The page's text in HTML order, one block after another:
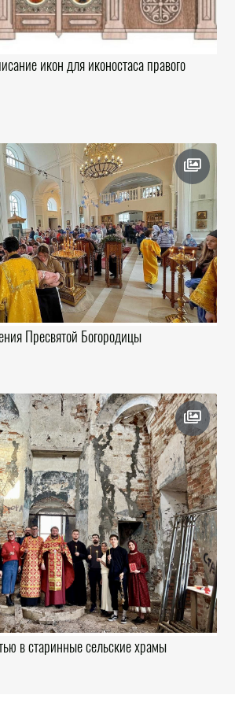
икон для иконостаса правого
Пресвятой Богородицы
в старинные сельские храмы